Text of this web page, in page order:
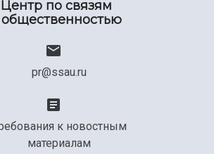
Центр по связям
общественностью
pr@ssau.ru
к новостным
материалам